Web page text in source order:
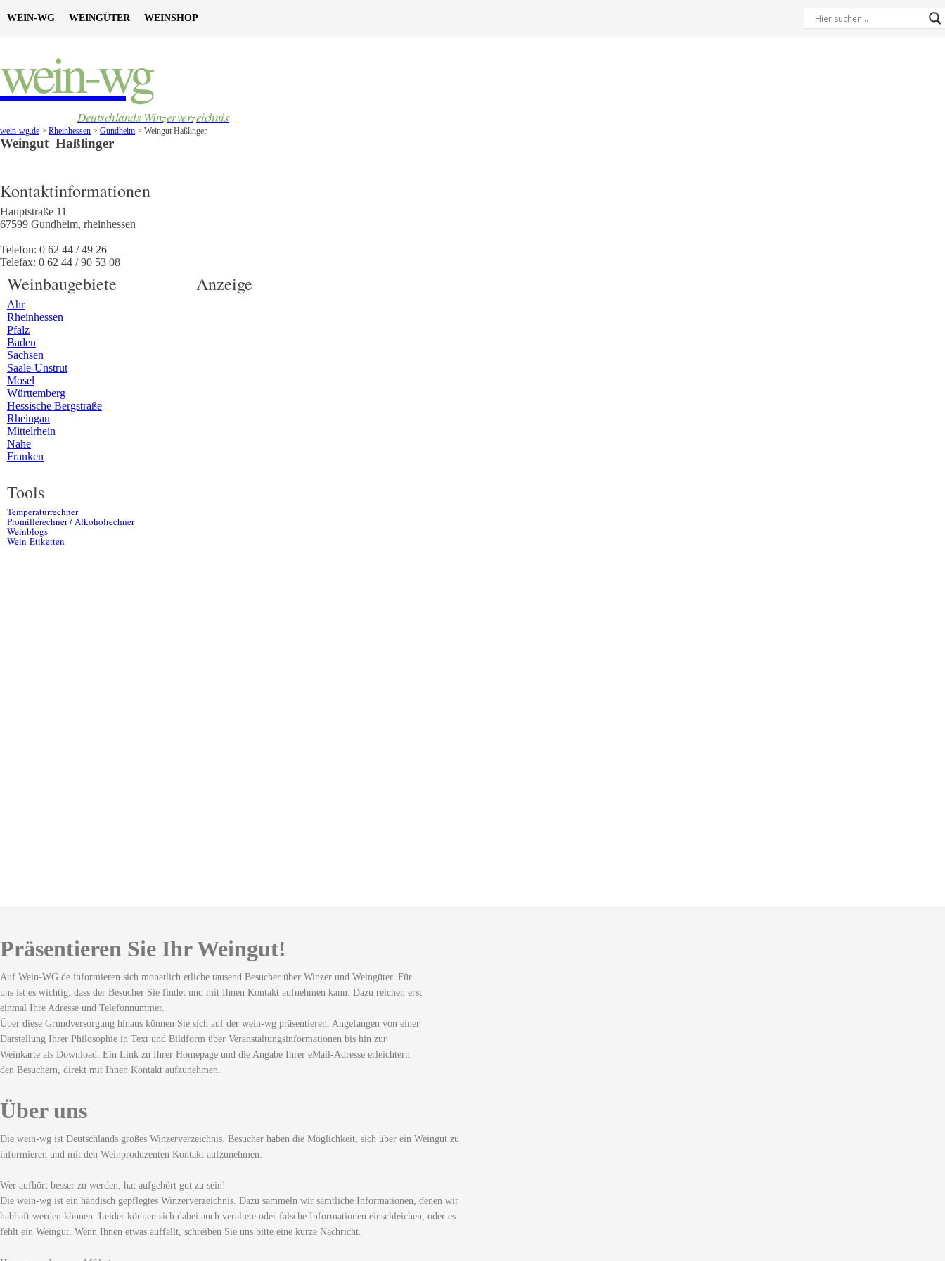
WEIN-WG WEINGÜTER WEINSHOP
wein-wg
Deutschlands Winzerverzeichnis
wein-wg.de > Rheinhessen > Gundheim > Weingut Haßlinger
Weingut Haßlinger
Kontaktinformationen
Hauptstraße 11
67599 Gundheim, rheinhessen
Telefon: 0 62 44 / 49 26
Telefax: 0 62 44 / 90 53 08
Weinbaugebiete
Ahr
Rheinhessen
Pfalz
Baden
Sachsen
Saale-Unstrut
Mosel
Württemberg
Hessische Bergstraße
Rheingau
Mittelrhein
Nahe
Franken
Tools
Temperaturrechner
Promillerechner / Alkoholrechner
Weinblogs
Wein-Etiketten
Anzeige
Präsentieren Sie Ihr Weingut!
Auf Wein-WG.de informieren sich monatlich etliche tausend Besucher über Winzer und Weingüter. Für
uns ist es wichtig, dass der Besucher Sie findet und mit Ihnen Kontakt aufnehmen kann. Dazu reichen erst
einmal Ihre Adresse und Telefonnummer.
Über diese Grundversorgung hinaus können Sie sich auf der wein-wg präsentieren: Angefangen von einer
Darstellung Ihrer Philosophie in Text und Bildform über Veranstaltungsinformationen bis hin zur
Weinkarte als Download. Ein Link zu Ihrer Homepage und die Angabe Ihrer eMail-Adresse erleichtern
den Besuchern, direkt mit Ihnen Kontakt aufzunehmen.
Über uns
Die wein-wg ist Deutschlands großes Winzerverzeichnis. Besucher haben die Möglichkeit, sich über ein Weingut zu
informieren und mit den Weinproduzenten Kontakt aufzunehmen.
Wer aufhört besser zu werden, hat aufgehört gut zu sein!
Die wein-wg ist ein händisch gepflegtes Winzerverzeichnis. Dazu sammeln wir sämtliche Informationen, denen wir
habhaft werden können. Leider können sich dabei auch veraltete oder falsche Informationen einschleichen, oder es
fehlt ein Weingut. Wenn Ihnen etwas auffällt, schreiben Sie uns bitte eine kurze Nachricht.